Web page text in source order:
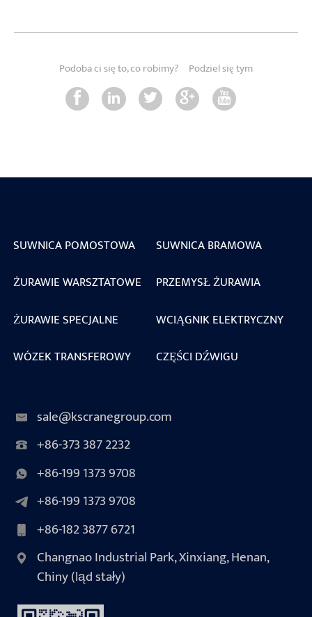
Podoba ci się to, co robimy? Podziel się tym
SUWNICA POMOSTOWA
SUWNICA BRAMOWA
ŻURAWIE WARSZTATOWE
PRZEMYSŁ ŻURAWIA
ŻURAWIE SPECJALNE
WCIĄGNIK ELEKTRYCZNY
WÓZEK TRANSFEROWY
CZĘŚCI DŹWIGU
sale@kscranegroup.com
+86-373 387 2232
+86-199 1373 9708
+86-199 1373 9708
+86-182 3877 6721
Changnao Industrial Park, Xinxiang, Henan,
Chiny (ląd stały)